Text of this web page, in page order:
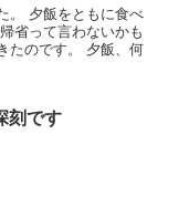
。 夕飯をともに食べ
省って言わないかも
たのです。 夕飯、何
刻です